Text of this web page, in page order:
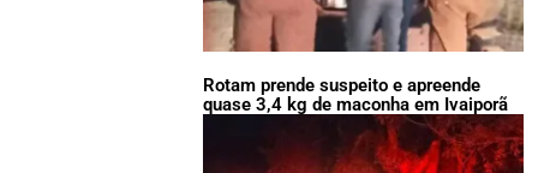
Rotam prende suspeito e apreende
quase 3,4 kg de maconha em Ivaiporã